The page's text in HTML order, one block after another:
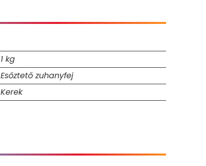
1 kg
Esőztető zuhanyfej
Kerek